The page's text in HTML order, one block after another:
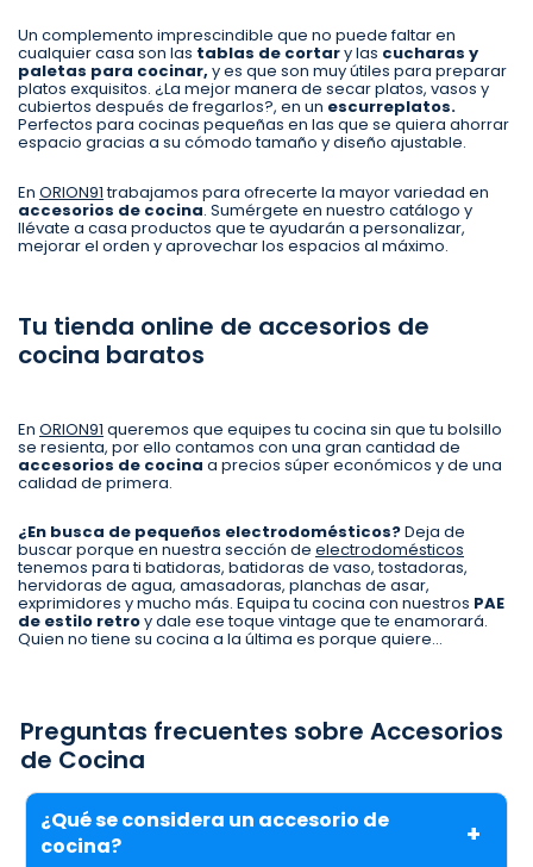
Un complemento imprescindible que no puede faltar en
cualquier casa son las tablas de cortary las cucharas y
paletas para cocinar, y es que son muy útiles para preparar
platos exquisitos. ¿La mejor manera de secar platos, vasos y
cubiertos después de fregarlos?, en un escurreplatos.
Perfectos para cocinas pequeñas en las que se quiera ahorrar
espacio gracias a su cómodo tamaño y diseño ajustable.
En ORION91trabajamos para ofrecerte la mayor variedad en
accesorios de cocina. Sumérgete en nuestro catálogo y
llévate a casa productos que te ayudarán a personalizar,
mejorar el orden y aprovechar los espacios al máximo.
Tu tienda online de accesorios de
cocina baratos
En ORION91 queremos que equipes tu cocina sin que tu bolsillo
se resienta, por ello contamos con una gran cantidad de
accesorios de cocina a precios súper económicos y de una
calidad de primera.
¿En busca de pequeños electrodomésticos?Deja de
buscar porque en nuestra sección de electrodomésticos
tenemos para ti batidoras, batidoras de vaso, tostadoras,
hervidoras de agua, amasadoras, planchas de asar,
exprimidores y mucho más. Equipa tu cocina con nuestros PAE
de estilo retroy dale ese toque vintage que te enamorará.
Quien no tiene su cocina a la última es porque quiere…
Preguntas frecuentes sobre Accesorios
de Cocina
¿Qué se considera un accesorio de
cocina?